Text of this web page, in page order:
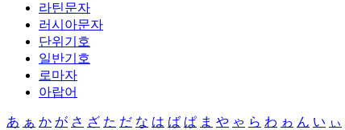
라틴문자
러시아문자
단위기호
일반기호
로마자
아랍어
あ ぁ か が さ ざ た だ な は ば ぱ ま や ゃ ら わ ゎ ん い ぃ